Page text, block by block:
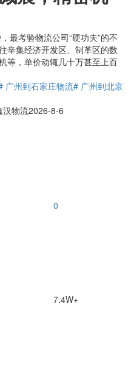
最考验物流公司“硬功夫”的不
辛集经济开发区、制革区的数
等，单价动辄几十万甚至上百
广州到石家庄物流# 广州到北京
汉物流2026-8-6
0
7.4W+